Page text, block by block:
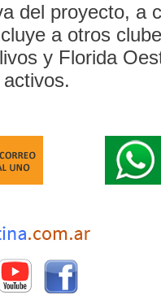
del proyecto, a
a otros
y Florida